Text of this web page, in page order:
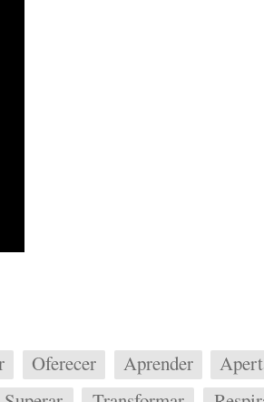
Oferecer Aprender